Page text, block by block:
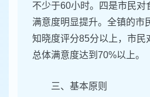
不少于60小时。四是市民对
满意度明显提升。全镇的市
知晓度评分85分以上，市民
总体满意度达到70%以上。
三、基本原则